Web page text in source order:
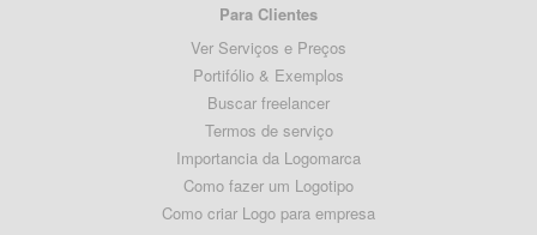
Para Clientes
Ver Serviços e Preços
Portifólio & Exemplos
Buscar freelancer
Termos de serviço
Importancia da Logomarca
Como fazer um Logotipo
Como criar Logo para empresa